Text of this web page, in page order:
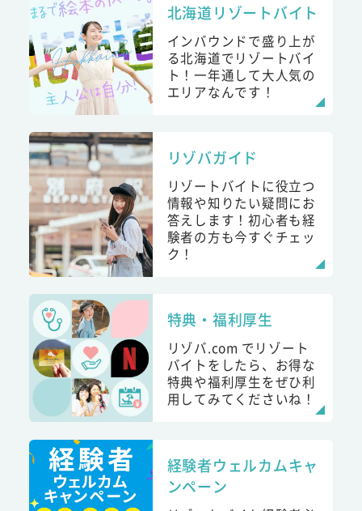
北海道リゾートバイト
インバウンドで盛り上が
る北海道でリゾートバイ
ト！一年通して大人気の
エリアなんです！
リゾバガイド
リゾートバイトに役立つ
情報や知りたい疑問にお
答えします！初心者も経
験者の方も今すぐチェッ
ク！
特典・福利厚生
リゾバ.com でリゾート
バイトをしたら、お得な
特典や福利厚生をぜひ利
用してみてくださいね！
経験者ウェルカムキャ
ンペーン